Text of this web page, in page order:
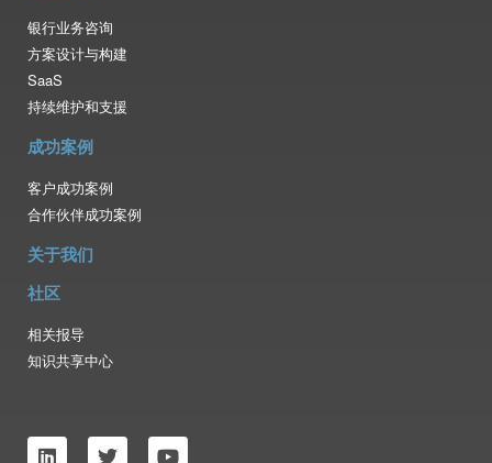
银行业务咨询
方案设计与构建
SaaS
持续维护和支援
成功案例
客户成功案例
合作伙伴成功案例
关于我们
社区
相关报导
知识共享中心